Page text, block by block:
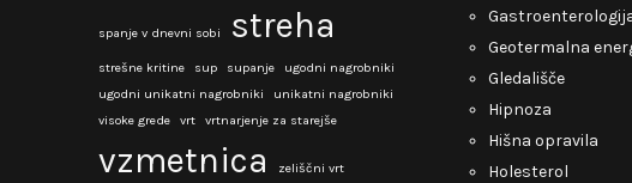
spanje v dnevni sobi streha
strešne kritine sup supanje
ugodni nagrobniki
ugodni unikatni nagrobniki
unikatni nagrobniki
visoke grede
vrt vrtnarjenje za starejše
vzmetnica zeliščni vrt
Geotermalna
Gledališče
Hipnoza
Hišna opravila
Holesterol